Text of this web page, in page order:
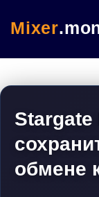
Mixer
Stargate
обмене